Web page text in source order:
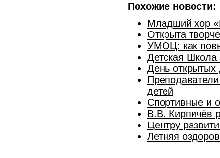
Похожие новости:
Младший хор
Открыта
УМОЦ: как
Детская Школа
День
детей
Спортивные и
В.В. Кирпичёв
Центру
Летняя